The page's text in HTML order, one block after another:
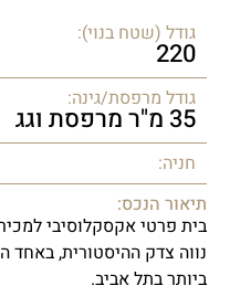
גודל (שטח בנוי):
220
גודל מרפסת/גינה:
35 מ"ר מרפסת וגג
חניה:
תיאור הנכס:
בית פרטי אקסקלוסיבי
נווה צדק ההיסטורית, באחד
ביותר בתל אביב.